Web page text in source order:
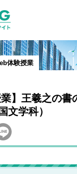
体験授業
業】王羲之の
文学科）